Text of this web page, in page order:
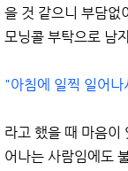
을 것 같으니 부담없
모닝콜 부탁으로 남
"아침에 일찍 일어
라고 했을 때 마음이
어나는 사람임에도